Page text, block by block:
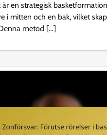
en strategisk
i mitten och en bak, vilket
metod […]